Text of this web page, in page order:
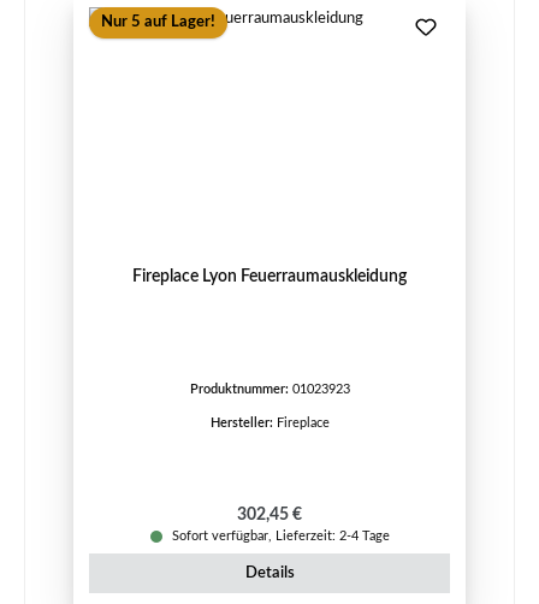
Nur 5 auf Lager!
Fireplace Lyon Feuerraumauskleidung
Produktnummer: 01023923
Hersteller: Fireplace
Regulärer Preis:
302,45 €
Sofort verfügbar, Lieferzeit: 2-4 Tage
Details